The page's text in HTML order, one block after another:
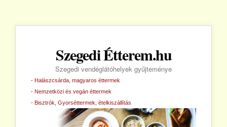
Szegedi Étterem.hu
Szegedi vendéglátóhelyek gyűjteménye
- Halászcsárda, magyaros éttermek
- Nemzetközi és vegán éttermek
- Bisztrók, Gyorséttermek, ételkiszállítás